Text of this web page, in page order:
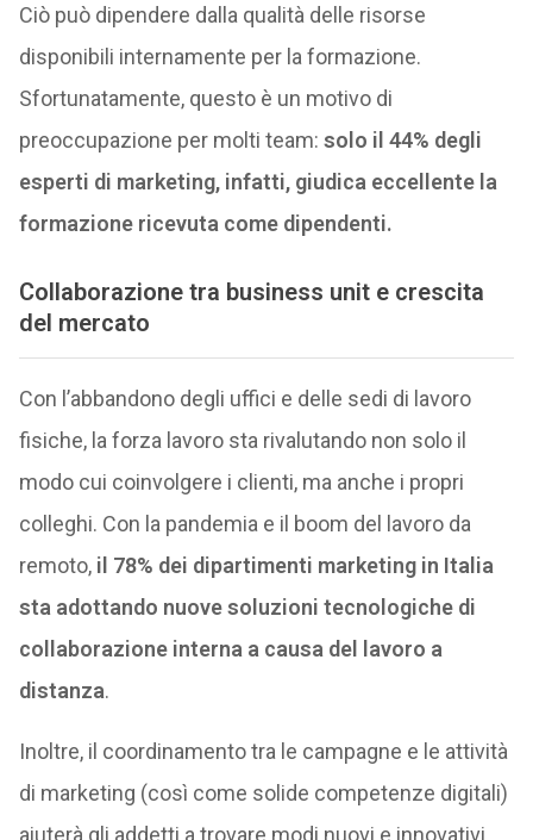
Ciò può dipendere dalla qualità delle risorse
disponibili internamente per la formazione.
Sfortunatamente, questo è un motivo di
preoccupazione per molti team: solo il 44% degli
esperti di marketing, infatti, giudica eccellente la
formazione ricevuta come dipendenti.
Collaborazione tra business unit e crescita
del mercato
Con l’abbandono degli uffici e delle sedi di lavoro
fisiche, la forza lavoro sta rivalutando non solo il
modo cui coinvolgere i clienti, ma anche i propri
colleghi. Con la pandemia e il boom del lavoro da
remoto, il 78% dei dipartimenti marketing in Italia
sta adottando nuove soluzioni tecnologiche di
collaborazione interna a causa del lavoro a
distanza.
Inoltre, il coordinamento tra le campagne e le attività
di marketing (così come solide competenze digitali)
aiuterà gli addetti a trovare modi nuovi e innovativi